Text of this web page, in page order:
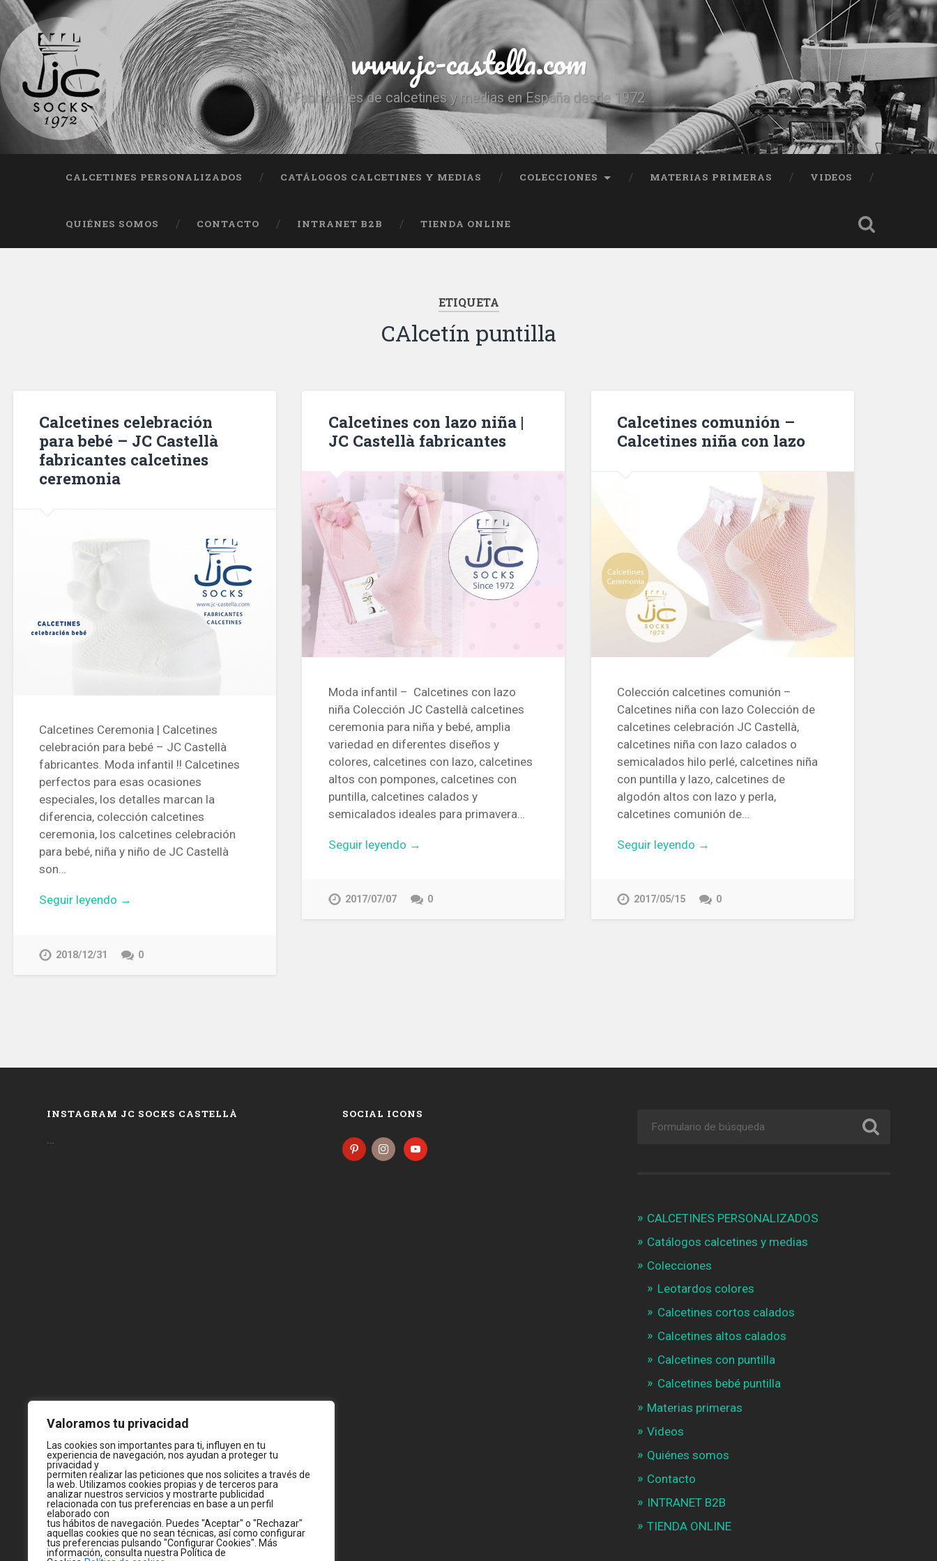
Valoramos tu privacidad
Las cookies son importantes para ti, influyen en tu
experiencia de navegación, nos ayudan a proteger tu
privacidad y
permiten realizar las peticiones que nos solicites a través de
la web. Utilizamos cookies propias y de terceros para
analizar nuestros servicios y mostrarte publicidad
relacionada con tus preferencias en base a un perfil
elaborado con
tus hábitos de navegación. Puedes "Aceptar" o "Rechazar"
aquellas cookies que no sean técnicas, así como configurar
tus preferencias pulsando "Configurar Cookies". Más
información, consulta nuestra Política de
www.jc-castella.com
Fabricantes de calcetines y medias en España desde 1972
CALCETINES PERSONALIZADOS CATÁLOGOS CALCETINES Y MEDIAS COLECCIONES MATERIAS PRIMERAS VIDEOS
QUIÉNES SOMOS CONTACTO INTRANET B2B TIENDA ONLINE
ETIQUETA
CAlcetín puntilla
Calcetines celebración
para bebé – JC Castellà
fabricantes calcetines
ceremonia
Calcetines Ceremonia | Calcetines
celebración para bebé – JC Castellà
fabricantes. Moda infantil !! Calcetines
perfectos para esas ocasiones
especiales, los detalles marcan la
diferencia, colección calcetines
ceremonia, los calcetines celebración
para bebé, niña y niño de JC Castellà
son…
Seguir leyendo →
2018/12/31 0
Calcetines con lazo niña |
JC Castellà fabricantes
Moda infantil – Calcetines con lazo
niña Colección JC Castellà calcetines
ceremonia para niña y bebé, amplia
variedad en diferentes diseños y
colores, calcetines con lazo, calcetines
altos con pompones, calcetines con
puntilla, calcetines calados y
semicalados ideales para primavera…
Seguir leyendo →
2017/07/07 0
Calcetines comunión –
Calcetines niña con lazo
Colección calcetines comunión –
Calcetines niña con lazo Colección de
calcetines celebración JC Castellà,
calcetines niña con lazo calados o
semicalados hilo perlé, calcetines niña
con puntilla y lazo, calcetines de
algodón altos con lazo y perla,
calcetines comunión de…
Seguir leyendo →
2017/05/15 0
INSTAGRAM JC SOCKS CASTELLÀ
…
SOCIAL ICONS
CALCETINES PERSONALIZADOS
Catálogos calcetines y medias
Colecciones
Leotardos colores
Calcetines cortos calados
Calcetines altos calados
Calcetines con puntilla
Calcetines bebé puntilla
Materias primeras
Videos
Quiénes somos
Contacto
INTRANET B2B
TIENDA ONLINE